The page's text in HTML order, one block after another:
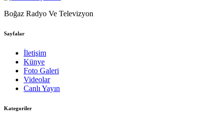
Boğaz Radyo Ve Televizyon
Sayfalar
İletişim
Künye
Foto Galeri
Videolar
Canlı Yayın
Kategoriler